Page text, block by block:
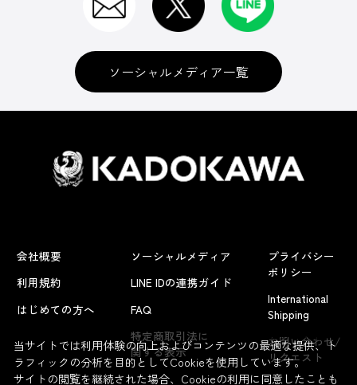
よくあるお問い合わせ
ソーシャルメディア一覧
会社概要
利用規約
はじめての方へ
ソーシャルメディア
LINE IDの連携ガイド
FAQ
特定商取引法に
関する表示
プライバシー
ポリシー
International
Shipping
お問い合わせ/
リクエスト
当サイトでは利用体験の向上およびコンテンツの最適な提供、ト
ラフィックの分析を目的としてCookieを使用しています。
サイトの閲覧を継続された場合、Cookieの利用に同意したことも